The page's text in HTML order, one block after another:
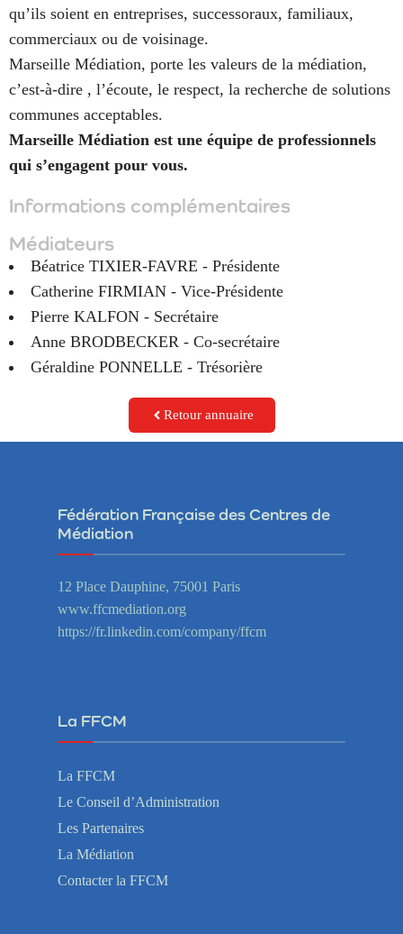
qu’ils soient en entreprises, successoraux, familiaux,
commerciaux ou de voisinage.
Marseille Médiation, porte les valeurs de la médiation,
c’est-à-dire , l’écoute, le respect, la recherche de solutions
communes acceptables.
Marseille Médiation est une équipe de professionnels
qui s’engagent pour vous.
Informations complémentaires
Médiateurs
Béatrice TIXIER-FAVRE - Présidente
Catherine FIRMIAN - Vice-Présidente
Pierre KALFON - Secrétaire
Anne BRODBECKER - Co-secrétaire
Géraldine PONNELLE - Trésorière
Retour annuaire
Fédération Française des Centres de
Médiation
12 Place Dauphine, 75001 Paris
www.ffcmediation.org
https://fr.linkedin.com/company/ffcm
La FFCM
La FFCM
Le Conseil d’Administration
Les Partenaires
La Médiation
Contacter la FFCM